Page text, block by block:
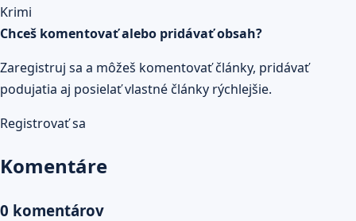
Krimi
Chceš komentovať alebo pridávať obsah?
Zaregistruj sa a môžeš komentovať články, pridávať
podujatia aj posielať vlastné články rýchlejšie.
Registrovať sa
Komentáre
0 komentárov